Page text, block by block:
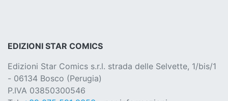
EDIZIONI STAR COMICS
Edizioni Star Comics s.r.l. strada delle Selvette, 1/bis/1
- 06134 Bosco (Perugia)
P.IVA 03850300546